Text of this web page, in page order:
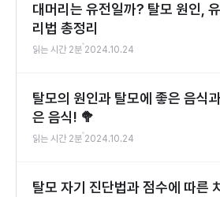
대머리는 유전일까? 탈모 원인,
리법 총정리
읽는 시간 2분 2024.10.24
탈모의 원인과 탈모에 좋은 음식
은 음식! 🥦
읽는 시간 2분 2024.10.24
탈모 자기 진단법과 점수에 따른